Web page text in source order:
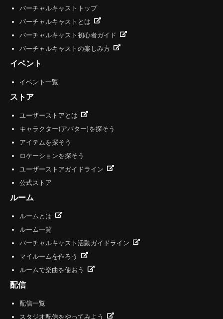
バーチャルキャストトップ
バーチャルキャストとは
バーチャルキャスト初心者ガイド
バーチャルキャストの楽しみ方
イベント
イベント一覧
ストア
ユーザーストアとは
キャラクター(アバター)を探そう
アイテムを探そう
ロケーションを探そう
ユーザーストアガイドライン
公式ストア
ルーム
ルームとは
ルーム一覧
バーチャルキャスト活動ガイドライン
マイルームを作ろう
ルームで楽曲を使おう
配信
配信一覧
スタジオ配信をやってみよう